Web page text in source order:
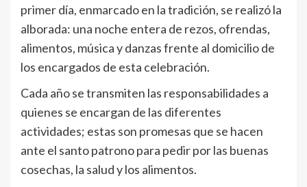
primer día, enmarcado en la tradición, se realizó la
alborada: una noche entera de rezos, ofrendas,
alimentos, música y danzas frente al domicilio de
los encargados de esta celebración.
Cada año se transmiten las responsabilidades a
quienes se encargan de las diferentes
actividades; estas son promesas que se hacen
ante el santo patrono para pedir por las buenas
cosechas, la salud y los alimentos.